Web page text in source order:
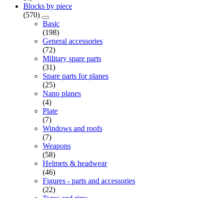
Blocks by piece
(570)
Basic
(198)
General accessories
(72)
Military spare parts
(31)
Spare parts for planes
(25)
Nano planes
(4)
Plate
(7)
Windows and roofs
(7)
Weapons
(58)
Helmets & headwear
(46)
Figures - parts and accessories
(22)